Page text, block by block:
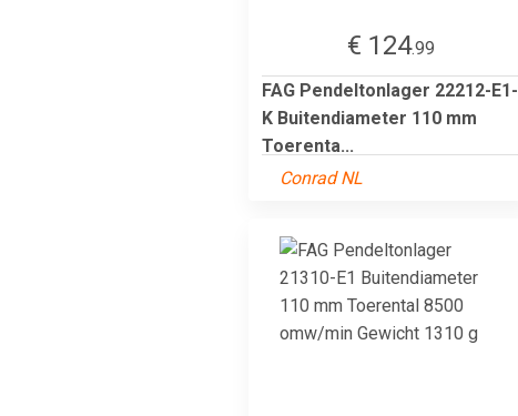
€ 124.99
FAG Pendeltonlager 22212-E1-
K Buitendiameter 110 mm
Toerenta...
Conrad NL